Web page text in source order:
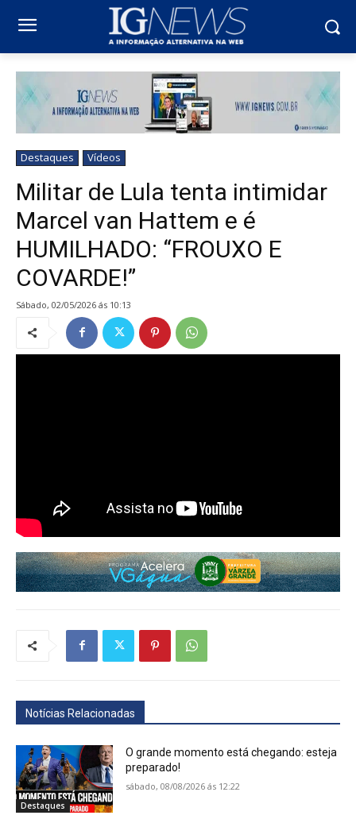
Destaques Vídeos
Militar de Lula tenta intimidar
Marcel van Hattem e é
HUMILHADO: “FROUXO E
COVARDE!”
sábado, 02/05/2026 ás 10:13
Notícias Relacionadas
Destaques
O grande momento está chegando: esteja
preparado!
sábado, 08/08/2026 ás 12:22